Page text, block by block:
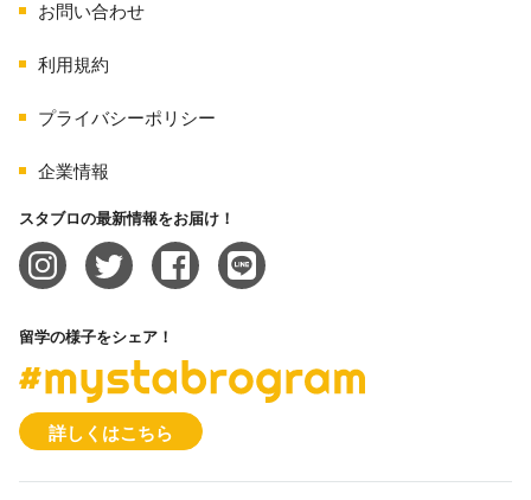
お問い合わせ
利用規約
プライバシーポリシー
企業情報
スタブロの最新情報をお届け！
留学の様子をシェア！
詳しくはこちら